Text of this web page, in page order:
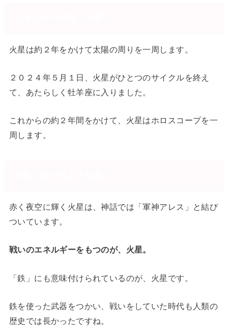
火星は約２年をかけて太陽の周りを一周します。
２０２４年５月１日、火星がひとつのサイクルを終え
て、あたらしく牡羊座に入りました。
これからの約２年間をかけて、火星はホロスコープを一
周します。
赤く夜空に輝く火星は、神話では「軍神アレス」と結び
ついています。
戦いのエネルギーをもつのが、火星。
「鉄」にも意味付けられているのが、火星です。
鉄を使った武器をつかい、戦いをしていた時代も人類の
歴史では長かったですね。